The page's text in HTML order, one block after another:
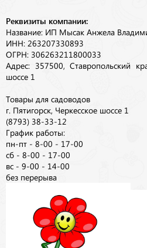
Реквизиты компании:
Название: ИП Мысак Анжела
ИНН: 263207330893
ОГРН: 306263211800033
Адрес: 357500, Ставропольский
шоссе 1
Товары для садоводов
г. Пятигорск, Черкесское шоссе 1
(8793) 38-33-12
График работы:
пн-пт - 8-00 - 17-00
сб - 8-00 - 17-00
вс - 9-00 - 14-00
без перерыва